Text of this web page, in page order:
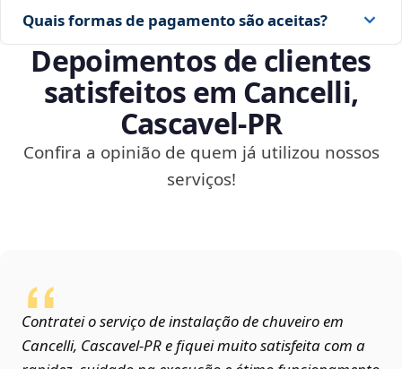
Quais formas de pagamento são aceitas?
Depoimentos de clientes
satisfeitos em Cancelli,
Cascavel‑PR
Confira a opinião de quem já utilizou nossos
serviços!
Contratei o serviço de instalação de chuveiro em
Cancelli, Cascavel‑PR e fiquei muito satisfeita com a